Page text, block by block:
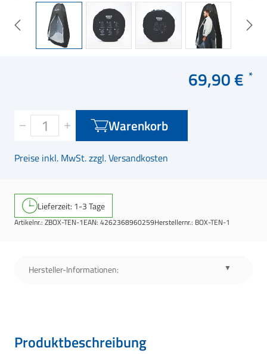
69,90 €
Warenkorb
Preise inkl. MwSt. zzgl. Versandkosten
Lieferzeit: 1-3 Tage
Artikelnr.: ZBOX-TEN-1EAN: 4262368960259Herstellernr.: BOX-TEN-1
Hersteller-Informationen:
Produktbeschreibung